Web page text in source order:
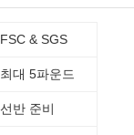
FSC & SGS
최대 5파운드
선반 준비